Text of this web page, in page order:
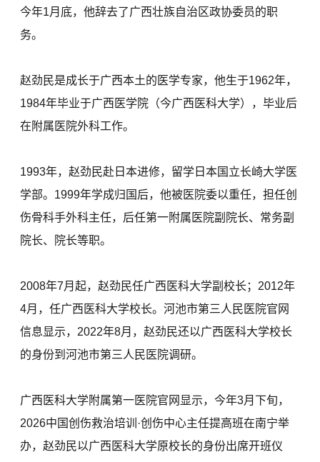
今年1月底，他辞去了广西壮族自治区政协委员的职
务。
赵劲民是成长于广西本土的医学专家，他生于1962年，
1984年毕业于广西医学院（今广西医科大学），毕业后
在附属医院外科工作。
1993年，赵劲民赴日本进修，留学日本国立长崎大学医
学部。1999年学成归国后，他被医院委以重任，担任创
伤骨科手外科主任，后任第一附属医院副院长、常务副
院长、院长等职。
2008年7月起，赵劲民任广西医科大学副校长；2012年
4月，任广西医科大学校长。河池市第三人民医院官网
信息显示，2022年8月，赵劲民还以广西医科大学校长
的身份到河池市第三人民医院调研。
广西医科大学附属第一医院官网显示，今年3月下旬，
2026中国创伤救治培训·创伤中心主任提高班在南宁举
办，赵劲民以广西医科大学原校长的身份出席开班仪